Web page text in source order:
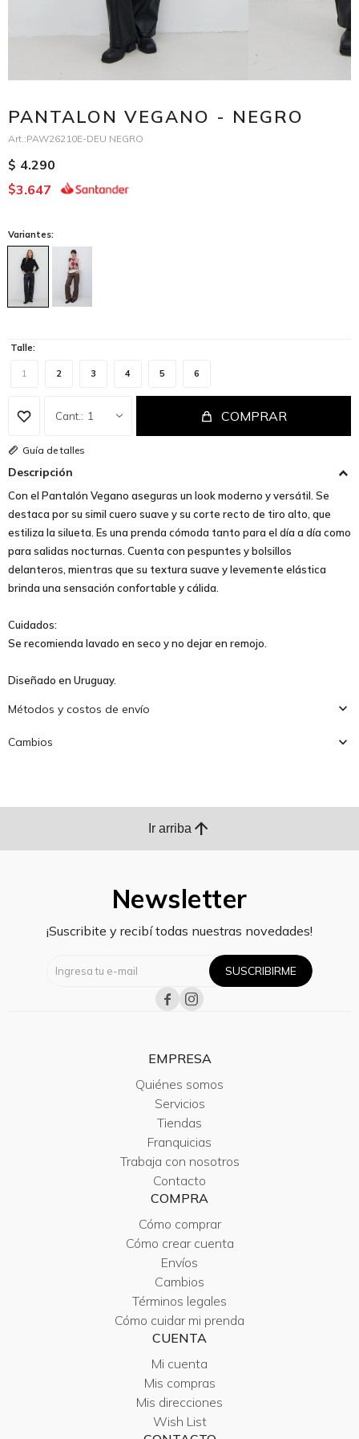
PANTALON VEGANO - NEGRO
PAW26210E-DEU NEGRO
$ 4.290
$3.647
Variantes:
Talle:
1 2 3 4 5 6
1 COMPRAR
Guía de talles
Descripción
Con el Pantalón Vegano aseguras un look moderno y versátil. Se
destaca por su simil cuero suave y su corte recto de tiro alto, que
estiliza la silueta. Es una prenda cómoda tanto para el día a día como
para salidas nocturnas. Cuenta con pespuntes y bolsillos
delanteros, mientras que su textura suave y levemente elástica
brinda una sensación confortable y cálida.
Cuidados:
Se recomienda lavado en seco y no dejar en remojo.
Diseñado en Uruguay.
Métodos y costos de envío
Cambios
Ir arriba arrow_upward
Newsletter
¡Suscribite y recibí todas nuestras novedades!
SUSCRIBIRME
 
EMPRESA
Quiénes somos
Servicios
Tiendas
Franquicias
Trabaja con nosotros
Contacto
COMPRA
Cómo comprar
Cómo crear cuenta
Envíos
Cambios
Términos legales
Cómo cuidar mi prenda
CUENTA
Mi cuenta
Mis compras
Mis direcciones
Wish List